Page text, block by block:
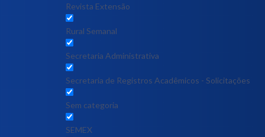
Revista Extensão
Rural Semanal
Secretaria Administrativa
Secretaria de Registros Acadêmicos - Solicitações
Sem categoria
SEMEX